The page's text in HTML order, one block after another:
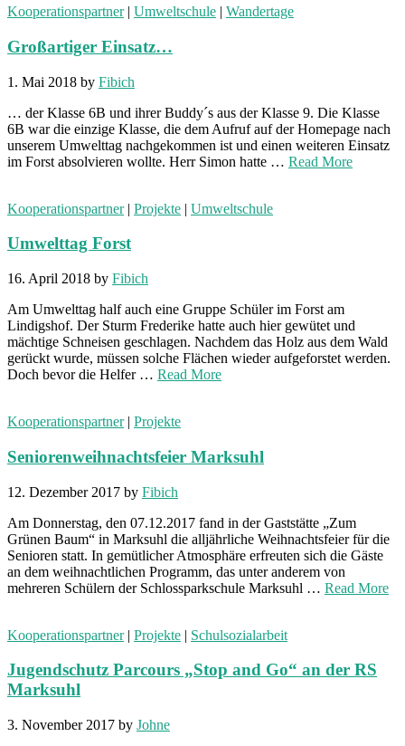
Kooperationspartner| Umweltschule | Wandertage
Großartiger Einsatz…
1. Mai 2018 by Fibich
… der Klasse 6B und ihrer Buddy´s aus der Klasse 9. Die Klasse
6B war die einzige Klasse, die dem Aufruf auf der Homepage nach
unserem Umwelttag nachgekommen ist und einen weiteren Einsatz
im Forst absolvieren wollte. Herr Simon hatte … Read More
Kooperationspartner| Projekte | Umweltschule
Umwelttag Forst
16. April 2018 by Fibich
Am Umwelttag half auch eine Gruppe Schüler im Forst am
Lindigshof. Der Sturm Frederike hatte auch hier gewütet und
mächtige Schneisen geschlagen. Nachdem das Holz aus dem Wald
gerückt wurde, müssen solche Flächen wieder aufgeforstet werden.
Doch bevor die Helfer … Read More
Kooperationspartner| Projekte
Seniorenweihnachtsfeier Marksuhl
12. Dezember 2017 by Fibich
Am Donnerstag, den 07.12.2017 fand in der Gaststätte „Zum
Grünen Baum“ in Marksuhl die alljährliche Weihnachtsfeier für die
Senioren statt. In gemütlicher Atmosphäre erfreuten sich die Gäste
an dem weihnachtlichen Programm, das unter anderem von
mehreren Schülern der Schlossparkschule Marksuhl … Read More
Kooperationspartner| Projekte | Schulsozialarbeit
Jugendschutz Parcours „Stop and Go“ an der RS
Marksuhl
3. November 2017 by Johne